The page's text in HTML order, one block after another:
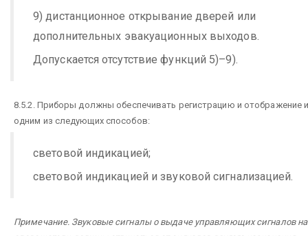
9) дистанционное открывание дверей или
дополнительных эвакуационных выходов.
Допускается отсутствие функций 5)–9).
8.5.2. Приборы должны обеспечивать регистрацию и отображение
одним из следующих способов:
световой индикацией;
световой индикацией и звуковой сигнализацией.
Примечание. Звуковые сигналы о выдаче управляющих сигналов на